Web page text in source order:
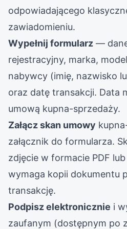
odpowiadającego
zawiadomieniu.
Wypełnij formularz —
rejestracyjny, marka,
nabywcy (imię, nazwisko
oraz datę transakcji. Data
umową kupna-sprzedaży.
Załącz skan umowy
załącznik do formularza.
zdjęcie w formacie PDF
wymaga kopii dokumentu
transakcję.
Podpisz elektronicznie i
zaufanym (dostępnym po